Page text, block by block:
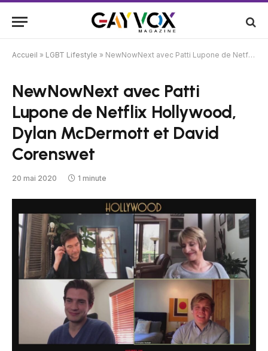
Accueil » LGBT Lifestyle » NewNowNext avec Patti Lupone de Netflix Hollywood, Dylan McDermott et David Corenswet
NewNowNext avec Patti
Lupone de Netflix Hollywood,
Dylan McDermott et David
Corenswet
20 mai 2020 1 minute